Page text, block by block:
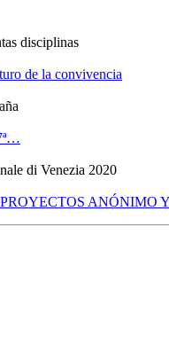
disciplinas
de la convivencia
…
di Venezia 2020
ANÓNIMO